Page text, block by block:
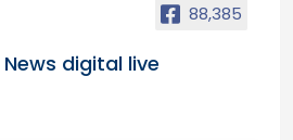
88,385
News digital live